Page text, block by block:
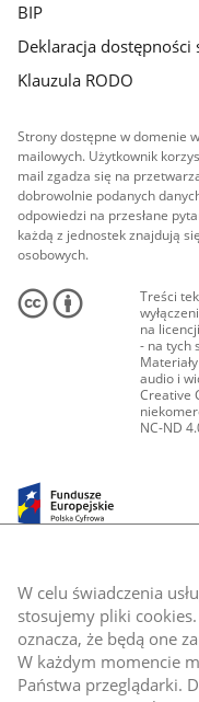
W celu świadczenia
stosujemy pliki
oznacza, że będą one
W każdym momencie
Państwa przeglądarki.
BIP
Deklaracja dostępności
Klauzula RODO
Strony dostępne w domenie
mailowych. Użytkownik
mail zgadza się na
dobrowolnie podanych
odpowiedzi na przesłane
każdą z jednostek znajdują
osobowych.
Treści
na
- na tych
audio i
Creative
NC-ND